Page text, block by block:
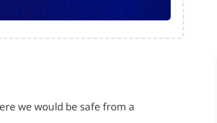
we would be safe from a